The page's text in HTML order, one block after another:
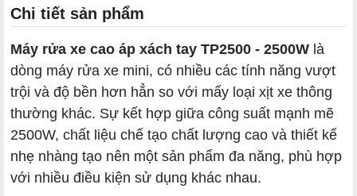
Chi tiết sản phẩm
Máy rửa xe cao áp xách tay TP2500 - 2500W là
dòng máy rửa xe mini, có nhiều các tính năng vượt
trội và độ bền hơn hẳn so với mấy loại xịt xe thông
thường khác. Sự kết hợp giữa công suất mạnh mẽ
2500W, chất liệu chế tạo chất lượng cao và thiết kế
nhẹ nhàng tạo nên một sản phẩm đa năng, phù hợp
với nhiều điều kiện sử dụng khác nhau.